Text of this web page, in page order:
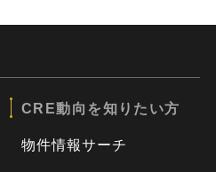
CRE動向を知りたい方
物件情報サーチ